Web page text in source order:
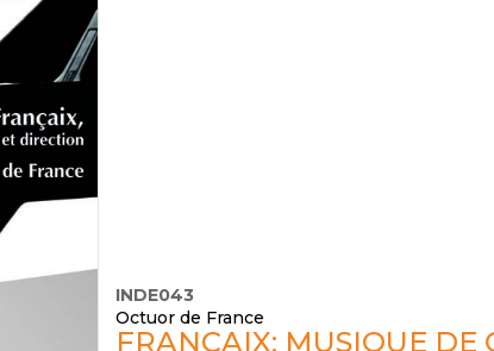
INDE043
Octuor de France
FRANÇAIX: MUSIQUE DE